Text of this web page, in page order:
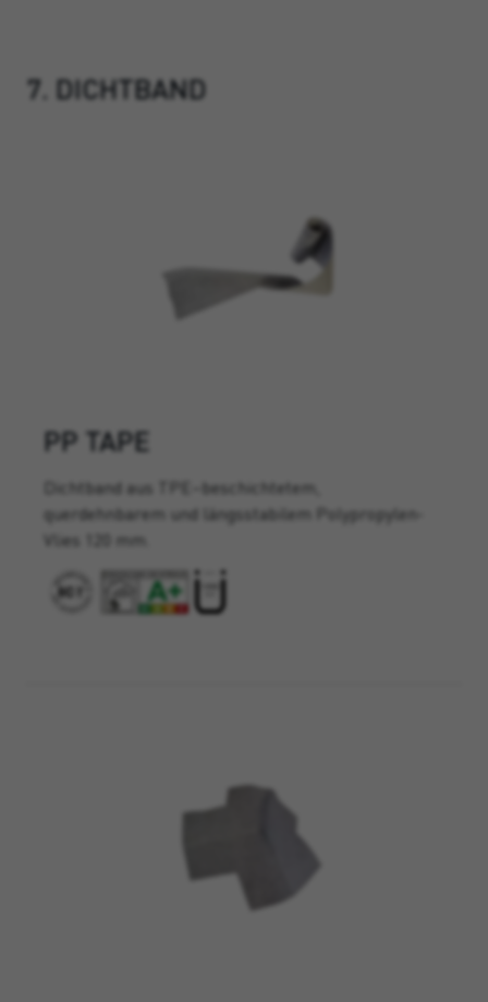
7. DICHTBAND
PP TAPE
Dichtband aus TPE–beschichtetem,
querdehnbarem und längsstabilem Polypropylen-
Vlies 120 mm.